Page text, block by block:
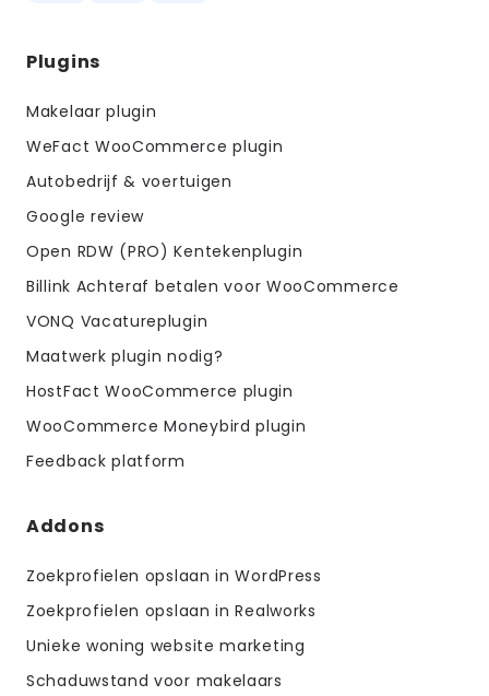
Diensten
Plugins
Makelaar plugin
WeFact WooCommerce plugin
Autobedrijf & voertuigen
Google review
Open RDW (PRO) Kentekenplugin
Billink Achteraf betalen voor WooCommerce
VONQ Vacatureplugin
Maatwerk plugin nodig?
HostFact WooCommerce plugin
WooCommerce Moneybird plugin
Feedback platform
Addons
Zoekprofielen opslaan in WordPress
Zoekprofielen opslaan in Realworks
Unieke woning website marketing
Schaduwstand voor makelaars